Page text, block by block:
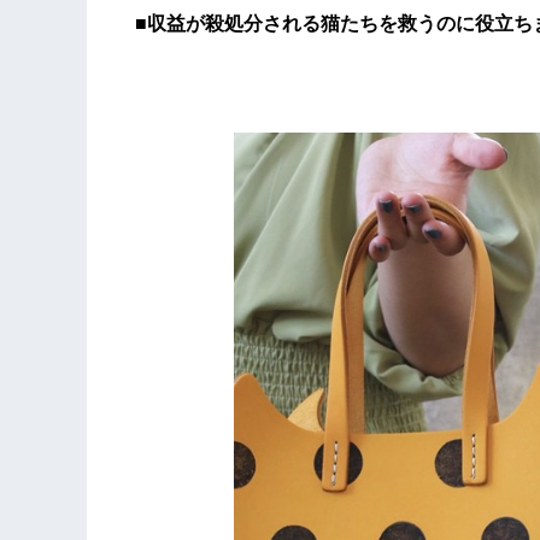
■収益が殺処分される猫たちを救うのに役立ち